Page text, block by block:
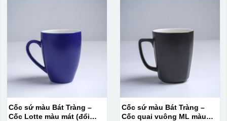
Cốc sứ màu Bát Tràng –
Cốc Lotte màu mát (đổi
Cốc sứ màu Bát Tràng –
Cốc quai vuông ML màu